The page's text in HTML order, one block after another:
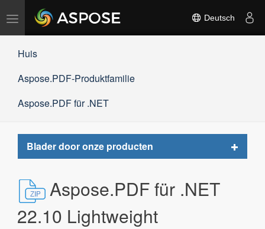
Navigation
umschalten
Deutsch
Huis
Aspose.PDF-Produktfamilie
Aspose.PDF für .NET
Blader door onze producten
Toggle
Aspose.PDF für .NET
22.10 Lightweight